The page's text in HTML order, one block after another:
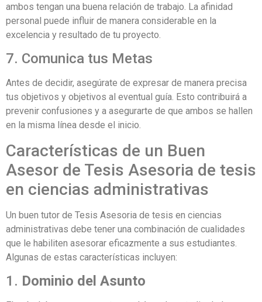
ambos tengan una buena relación de trabajo. La afinidad
personal puede influir de manera considerable en la
excelencia y resultado de tu proyecto.
7. Comunica tus Metas
Antes de decidir, asegúrate de expresar de manera precisa
tus objetivos y objetivos al eventual guía. Esto contribuirá a
prevenir confusiones y a asegurarte de que ambos se hallen
en la misma línea desde el inicio.
Características de un Buen
Asesor de Tesis Asesoria de tesis
en ciencias administrativas
Un buen tutor de Tesis Asesoria de tesis en ciencias
administrativas debe tener una combinación de cualidades
que le habiliten asesorar eficazmente a sus estudiantes.
Algunas de estas características incluyen:
1. Dominio del Asunto